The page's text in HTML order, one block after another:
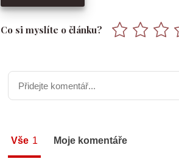
Co si myslíte o článku?